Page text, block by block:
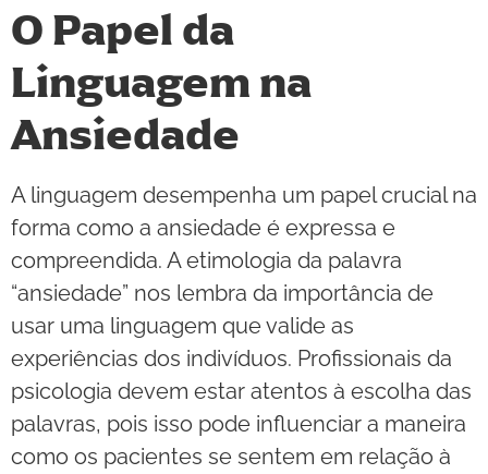
O Papel da
Linguagem na
Ansiedade
A linguagem desempenha um papel crucial na
forma como a ansiedade é expressa e
compreendida. A etimologia da palavra
“ansiedade” nos lembra da importância de
usar uma linguagem que valide as
experiências dos indivíduos. Profissionais da
psicologia devem estar atentos à escolha das
palavras, pois isso pode influenciar a maneira
como os pacientes se sentem em relação à